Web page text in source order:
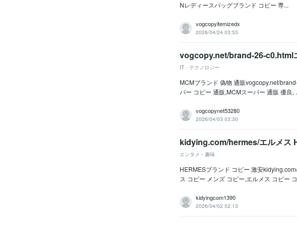
Nレディースバッグブランド コピー 専...
vogcopyitemizedx
2026/04/24 03:53
vogcopy.net/brand-26-c0.html
IT・テクノロジー
MCMブランド 偽物 通販vogcopy.net/
パー コピー 通販,MCMスーパー 通販 優良,
vogcopynet53280
2026/04/03 03:30
kidying.com/hermes/エルメス
エンタメ・趣味
HERMESブランド コピー 激安
ス コピー メンズ コピー,エルメス コピー
kidyingcom1390
2026/04/02 02:13